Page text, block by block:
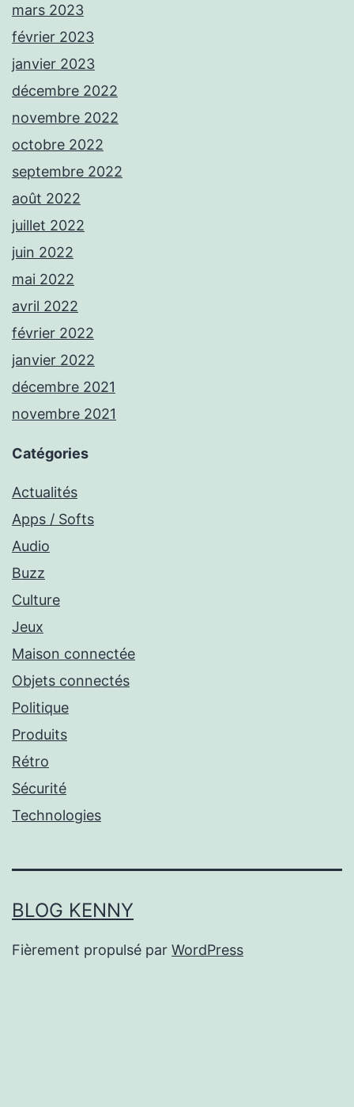
mars 2023
février 2023
janvier 2023
décembre 2022
novembre 2022
octobre 2022
septembre 2022
août 2022
juillet 2022
juin 2022
mai 2022
avril 2022
février 2022
janvier 2022
décembre 2021
novembre 2021
Catégories
Actualités
Apps / Softs
Audio
Buzz
Culture
Jeux
Maison connectée
Objets connectés
Politique
Produits
Rétro
Sécurité
Technologies
BLOG KENNY
Fièrement propulsé par WordPress